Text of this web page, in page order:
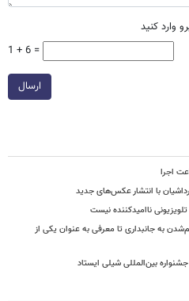
وارد کنید
1 + 6 =
ارسال
اجرا
با انتشار عکس‌های جدید
ناامیدکننده نیست
به جانبداری تا معرفی به عنوان یکی از
بین‌المللی شیلی ایستاد